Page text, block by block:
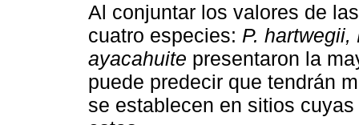
Al conjuntar los valores de
cuatro especies: P. hartwegii,
ayacahuite presentaron la
puede predecir que tendrán
se establecen en sitios